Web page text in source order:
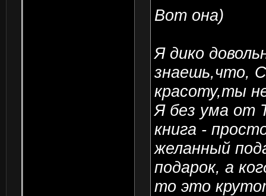
Вот она)
Я дико
знаешь,что,
красоту,ты
Я без ума от
книга -
желанный
подарок, а
то это